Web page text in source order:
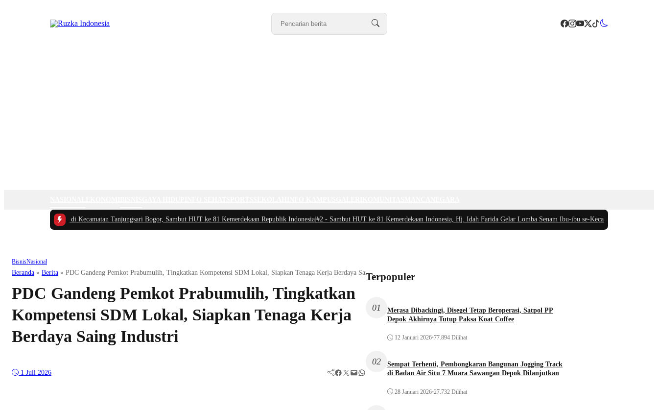
Futsal SPPG di Kecamatan Tanjungsari Bogor, Sambut HUT ke 81 Kemerdekaan Republik Indonesia|#2 -Sambut HUT ke 81 Kemerdekaan Indonesia, Hj. Idah Farida Gelar Lomba Senam Ibu-ibu se-Kecamatan Sukamakmur
BisnisNasional
Beranda » Berita » PDC Gandeng Pemkot Prabumulih, Tingkatkan Kompetensi SDM Lokal, Siapkan Tenaga Kerja Berdaya Saing Industri
PDC Gandeng Pemkot Prabumulih, Tingkatkan
Kompetensi SDM Lokal, Siapkan Tenaga Kerja
Berdaya Saing Industri
1 Juli 2026 Facebook Twitter Mail WhatsApp
Terpopuler
01
Merasa Dibackingi, Disegel Tetap Beroperasi, Satpol PP
Depok Akhirnya Tutup Paksa Koat Coffee
12 Januari 2026•77.894 Dilihat
02
Sempat Terhenti, Pembongkaran Bangunan Jogging Track
di Badan Air Situ 7 Muara Sawangan Depok Dilanjutkan
28 Januari 2026•27.732 Dilihat